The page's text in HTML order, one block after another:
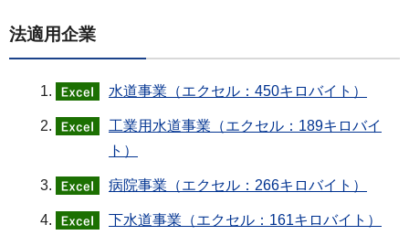
法適用企業
水道事業（エクセル：450キロバイト）
工業用水道事業（エクセル：189キロバイ
ト）
病院事業（エクセル：266キロバイト）
下水道事業（エクセル：161キロバイト）